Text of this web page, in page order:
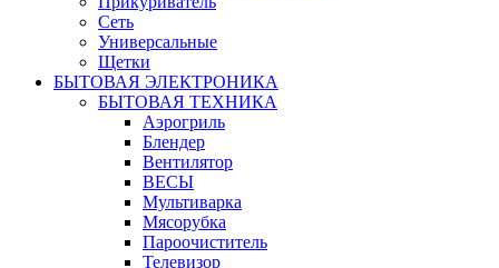
Сеть
Универсальные
Щетки
БЫТОВАЯ ЭЛЕКТРОНИКА
БЫТОВАЯ ТЕХНИКА
Аэрогриль
Блендер
Вентилятор
ВЕСЫ
Мультиварка
Мясорубка
Пароочиститель
Телевизор